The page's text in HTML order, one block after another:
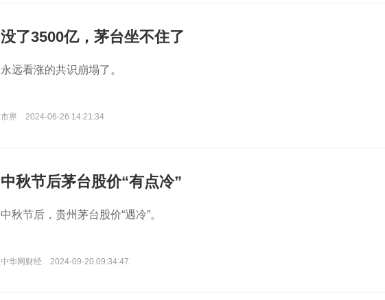
没了3500亿，茅台坐不住了
永远看涨的共识崩塌了。
市界 2024-06-26 14:21:34
中秋节后茅台股价“有点冷”
中秋节后，贵州茅台股价“遇冷”。
中华网财经 2024-09-20 09:34:47